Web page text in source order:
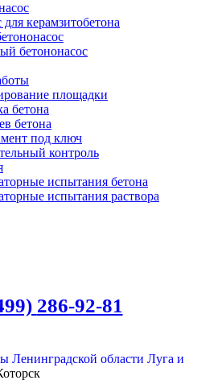
для керамзитобетона
бетононасос
площадки
бетона
бетона
под ключ
контроль
испытания бетона
испытания раствора
286-92-81
Ленинградской области Луга и